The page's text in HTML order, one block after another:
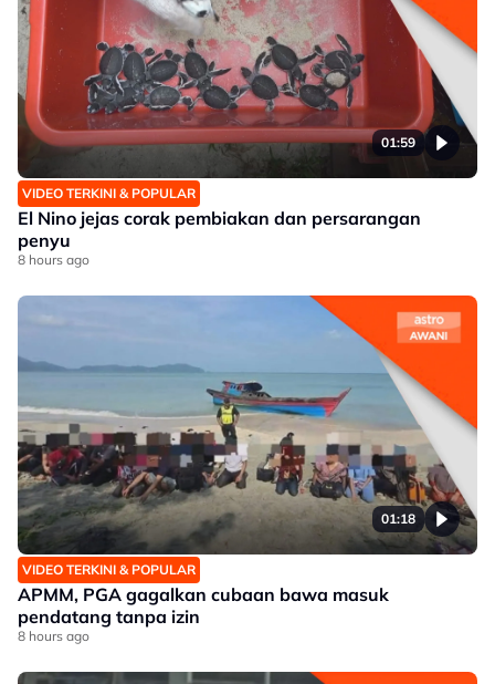
01:59
VIDEO TERKINI & POPULAR
El Nino jejas corak pembiakan dan persarangan
penyu
8 hours ago
01:18
VIDEO TERKINI & POPULAR
APMM, PGA gagalkan cubaan bawa masuk
pendatang tanpa izin
8 hours ago